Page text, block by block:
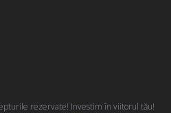
rezervate! Investim în viitorul tău!